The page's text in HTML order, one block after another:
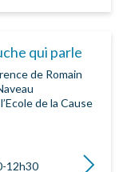
qui parle
de Romain
de la Cause
12h30
Lire la